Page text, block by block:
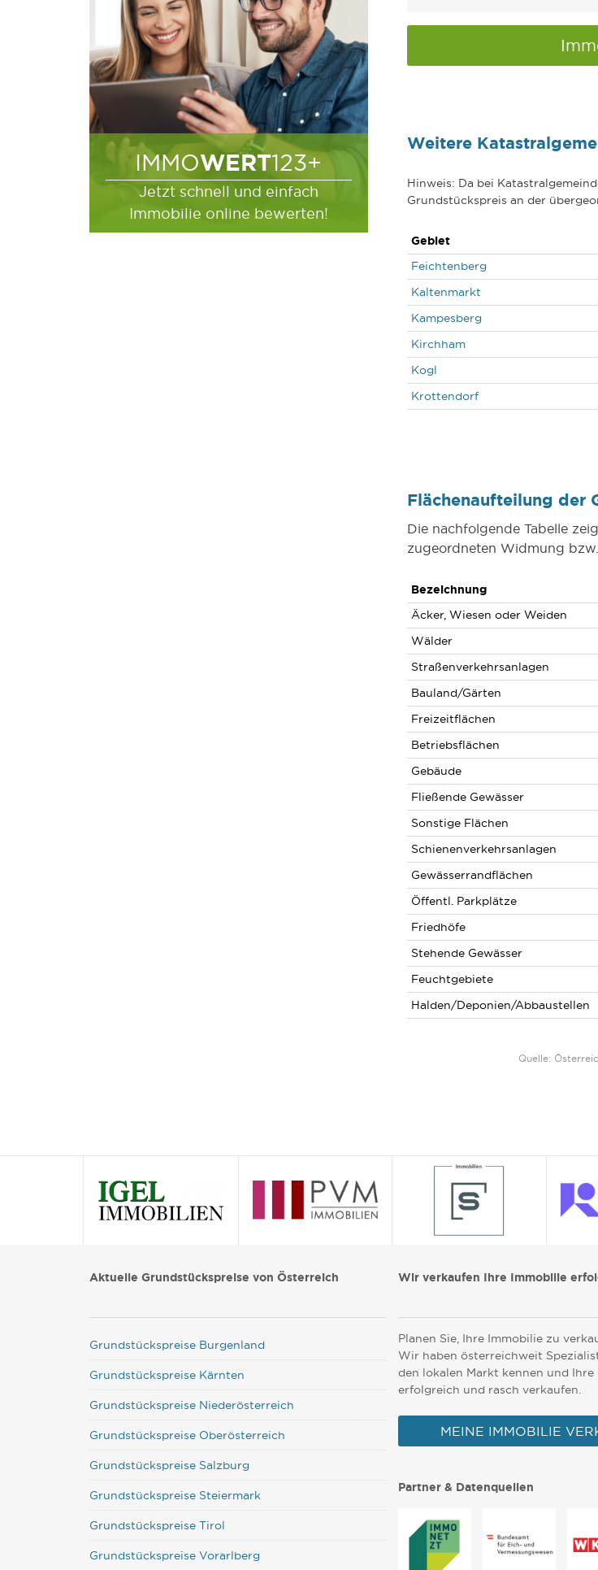
IMMOWERT123+
Jetzt schnell und einfach
Immobilie online bewerten!
Weitere
Hinweis: Da bei
Grundstückspreis an der
Gebiet
Feichtenberg
Kaltenmarkt
Kampesberg
Kirchham
Kogl
Krottendorf
Flächenaufteilung der
Die nachfolgende Tabelle
zugeordneten Widmung
Bezeichnung
Äcker, Wiesen oder Weiden
Wälder
Straßenverkehrsanlagen
Bauland/Gärten
Freizeitflächen
Betriebsflächen
Gebäude
Fließende Gewässer
Sonstige Flächen
Schienenverkehrsanlagen
Gewässerrandflächen
Öffentl. Parkplätze
Friedhöfe
Stehende Gewässer
Feuchtgebiete
Halden/Deponien/Abbaustellen
Quelle:
Aktuelle Grundstückspreise von Österreich
Grundstückspreise Burgenland
Grundstückspreise Kärnten
Grundstückspreise Niederösterreich
Grundstückspreise Oberösterreich
Grundstückspreise Salzburg
Grundstückspreise Steiermark
Grundstückspreise Tirol
Grundstückspreise Vorarlberg
Wir verkaufen Ihre Immobilie
Planen Sie, Ihre Immobilie zu
Wir haben österreichweit
den lokalen Markt kennen und Ihre
erfolgreich und rasch verkaufen.
MEINE IMMOBILIE
Partner & Datenquellen